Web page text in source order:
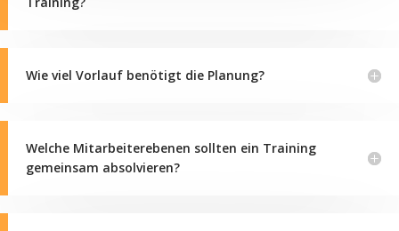
Wie viel Vorlauf benötigt die Planung?
Welche Mitarbeiterebenen sollten ein Training
gemeinsam absolvieren?